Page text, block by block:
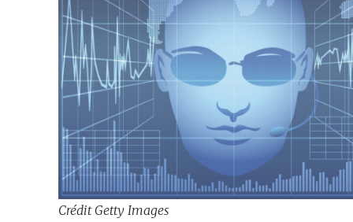
Crédit Getty Images